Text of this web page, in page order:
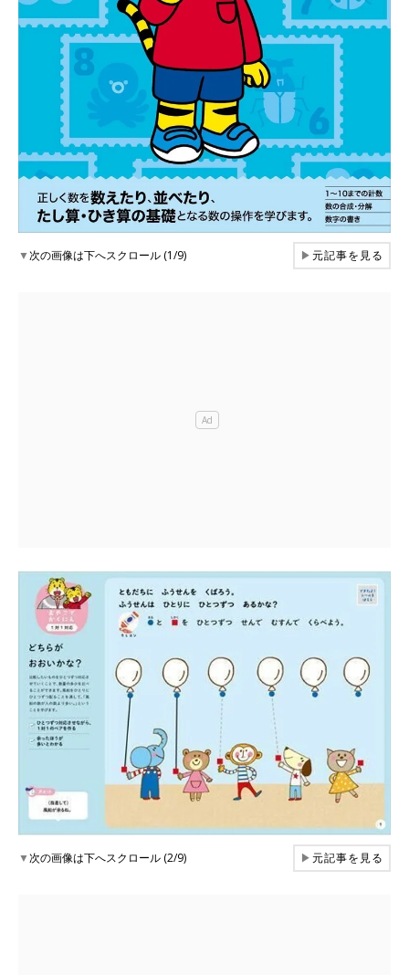
▼次の画像は下へスクロール (1/9) ▶元記事を見る
▼次の画像は下へスクロール (2/9) ▶元記事を見る